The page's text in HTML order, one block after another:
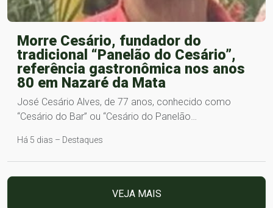
Morre Cesário, fundador do
tradicional “Panelão do Cesário”,
referência gastronômica nos anos
80 em Nazaré da Mata
José Cesário Alves, de 77 anos, conhecido como
“Cesário do Bar” ou “Cesário do Panelão…
Há 5 dias – Destaques
VEJA MAIS